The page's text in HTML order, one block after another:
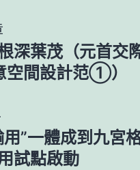
深葉茂（元首交
空間設計范①）
”一體成到九宮
試點啟動